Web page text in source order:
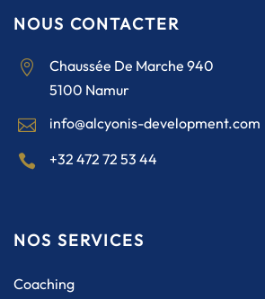
NOUS CONTACTER

Chaussée De Marche 940
5100 Namur

info@alcyonis-development.com
 +32 472 72 53 44
NOS SERVICES
Coaching